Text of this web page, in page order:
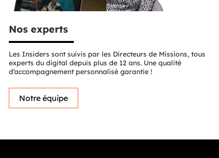
Nos experts
Les Insiders sont suivis par les Directeurs de Missions, tous
experts du digital depuis plus de 12 ans. Une qualité
d’accompagnement personnalisé garantie !
Notre équipe